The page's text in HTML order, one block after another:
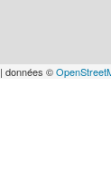
| données ©